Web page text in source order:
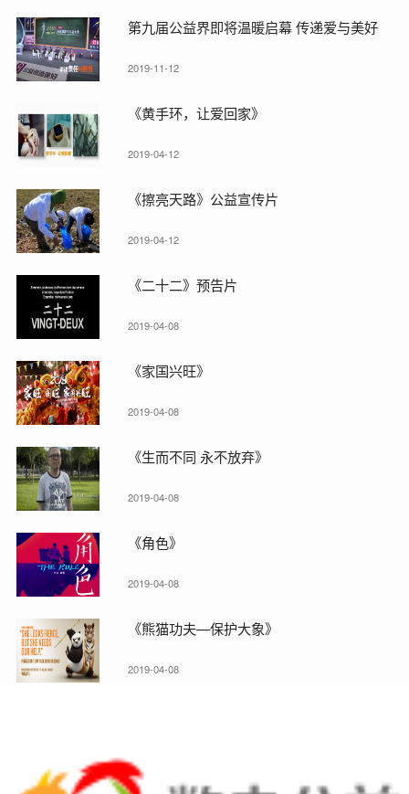
第九届公益界即将温暖启幕 传递爱与美好
2019-11-12
《黄手环，让爱回家》
2019-04-12
《擦亮天路》公益宣传片
2019-04-12
《二十二》预告片
2019-04-08
《家国兴旺》
2019-04-08
《生而不同 永不放弃》
2019-04-08
《角色》
2019-04-08
《熊猫功夫—保护大象》
2019-04-08